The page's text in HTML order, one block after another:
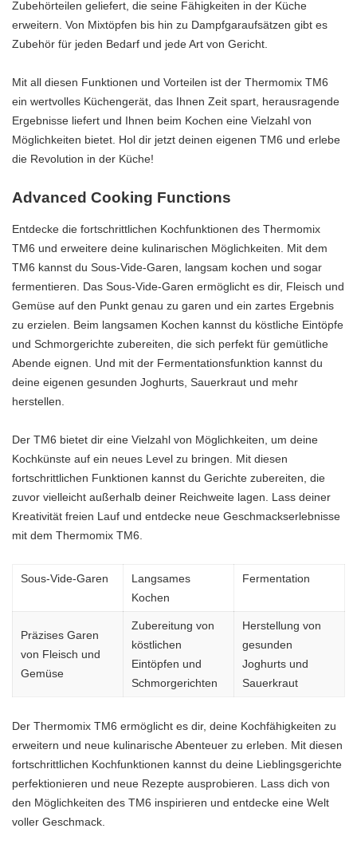
Zubehörteilen geliefert, die seine Fähigkeiten in der Küche
erweitern. Von Mixtöpfen bis hin zu Dampfgaraufsätzen gibt es
Zubehör für jeden Bedarf und jede Art von Gericht.
Mit all diesen Funktionen und Vorteilen ist der Thermomix TM6
ein wertvolles Küchengerät, das Ihnen Zeit spart, herausragende
Ergebnisse liefert und Ihnen beim Kochen eine Vielzahl von
Möglichkeiten bietet. Hol dir jetzt deinen eigenen TM6 und erlebe
die Revolution in der Küche!
Advanced Cooking Functions
Entdecke die fortschrittlichen Kochfunktionen des Thermomix
TM6 und erweitere deine kulinarischen Möglichkeiten. Mit dem
TM6 kannst du Sous-Vide-Garen, langsam kochen und sogar
fermentieren. Das Sous-Vide-Garen ermöglicht es dir, Fleisch und
Gemüse auf den Punkt genau zu garen und ein zartes Ergebnis
zu erzielen. Beim langsamen Kochen kannst du köstliche Eintöpfe
und Schmorgerichte zubereiten, die sich perfekt für gemütliche
Abende eignen. Und mit der Fermentationsfunktion kannst du
deine eigenen gesunden Joghurts, Sauerkraut und mehr
herstellen.
Der TM6 bietet dir eine Vielzahl von Möglichkeiten, um deine
Kochkünste auf ein neues Level zu bringen. Mit diesen
fortschrittlichen Funktionen kannst du Gerichte zubereiten, die
zuvor vielleicht außerhalb deiner Reichweite lagen. Lass deiner
Kreativität freien Lauf und entdecke neue Geschmackserlebnisse
mit dem Thermomix TM6.
Sous-Vide-Garen
Langsames
Kochen
Fermentation
Präzises Garen
von Fleisch und
Gemüse
Zubereitung von
köstlichen
Eintöpfen und
Schmorgerichten
Herstellung von
gesunden
Joghurts und
Sauerkraut
Der Thermomix TM6 ermöglicht es dir, deine Kochfähigkeiten zu
erweitern und neue kulinarische Abenteuer zu erleben. Mit diesen
fortschrittlichen Kochfunktionen kannst du deine Lieblingsgerichte
perfektionieren und neue Rezepte ausprobieren. Lass dich von
den Möglichkeiten des TM6 inspirieren und entdecke eine Welt
voller Geschmack.